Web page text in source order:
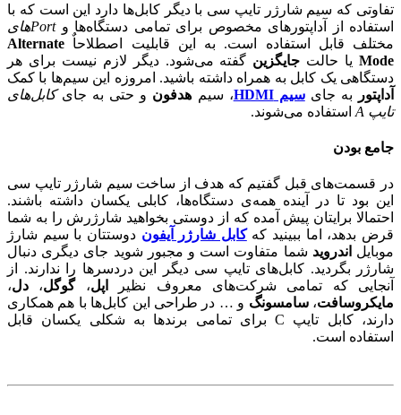
تفاوتی که سیم شارژر تایپ سی با دیگر کابل‌ها دارد این است که با
استفاده از آداپتورهای مخصوص برای تمامی دستگاه‌ها وPort‌های
مختلف قابل استفاده است. به این قابلیت اصطلاحاٌ Alternate
Modeیا حالت جایگزین گفته می‌شود. دیگر لازم نیست برای هر
دستگاهی یک کابل به همراه داشته باشید. امروزه این سیم‌ها با کمک
آداپتور
به جایسیم HDMI ، سیم هدفون و حتی به جایکابل‌های
تایپ A
استفاده می‌شوند.
جامع بودن
در قسمت‌های قبل گفتیم که هدف از ساخت سیم شارژر تایپ سی
این بود تا در آینده همه‌ی دستگاه‌ها، کابلی یکسان داشته باشند.
احتمالا برایتان پیش آمده که از دوستی بخواهید شارژرش را به شما
قرض بدهد، اما ببینید کهکابل شارژر آیفون دوستتان با سیم شارژ
موبایل اندروید شما متفاوت است و مجبور شوید جای دیگری دنبال
شارژر بگردید. کابل‌های تایپ سی دیگر این دردسرها را ندارند. از
آنجایی که تمامی شرکت‌های معروف نظیر
اپل،گوگل، دل،
مایکروسافت،سامسونگ و … در طراحی این کابل‌ها با هم همکاری
دارند، کابل تایپ C برای تمامی برندها به شکلی یکسان قابل
استفاده است.